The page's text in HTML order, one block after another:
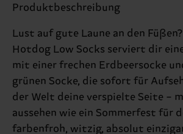
Produktbeschreibung
Lust auf gute Laune an den
Hotdog Low Socks serviert dir
mit einer frechen Erdbeersocke
grünen Socke, die sofort für
der Welt deine verspielte Seite –
aussehen wie ein Sommerfest für
farbenfroh, witzig, absolut